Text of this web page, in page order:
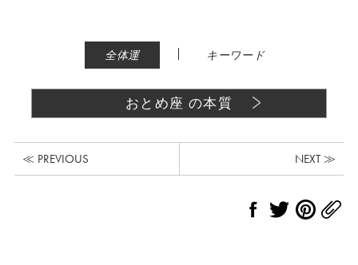
全体運 | キーワード
おとめ座 の本質
≪ PREVIOUS NEXT ≫